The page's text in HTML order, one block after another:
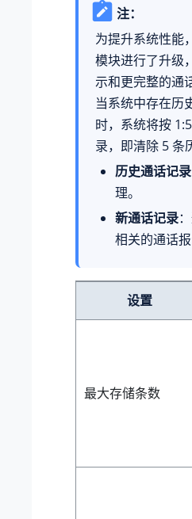
注：
为提升系统性能
模块进行了升级
示和更完整的通
当系统中存在历
时，系统将按
录，即清除 5 条
历史通话记录
理。
新通话记录
相关的通话
设置
最大存储条数